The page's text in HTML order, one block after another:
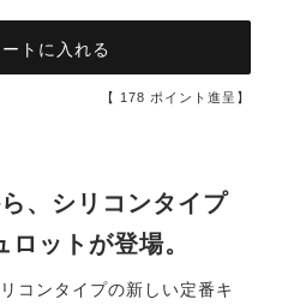
トに入れる
【 178 ポイント進呈】
、シリコンタイプ
ットが登場。
コンタイプの新しい定番キ